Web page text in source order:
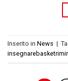
Inserito in News |